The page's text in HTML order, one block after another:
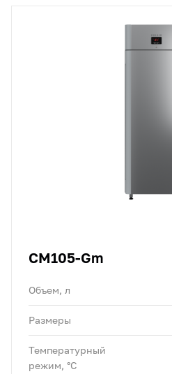
CM105-Gm
Объем, л
Размеры
Температурный
режим, °C